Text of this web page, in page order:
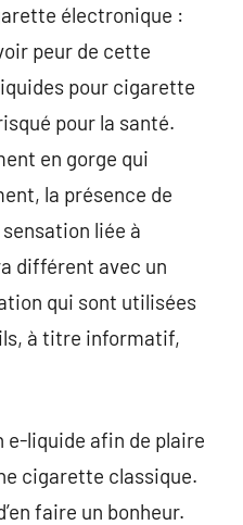
électronique :
peur de cette
pour cigarette
pour la santé.
en gorge qui
la présence de
liée à
différent avec un
qui sont utilisées
à titre informatif,
e-liquide afin de plaire
cigarette classique.
faire un bonheur.